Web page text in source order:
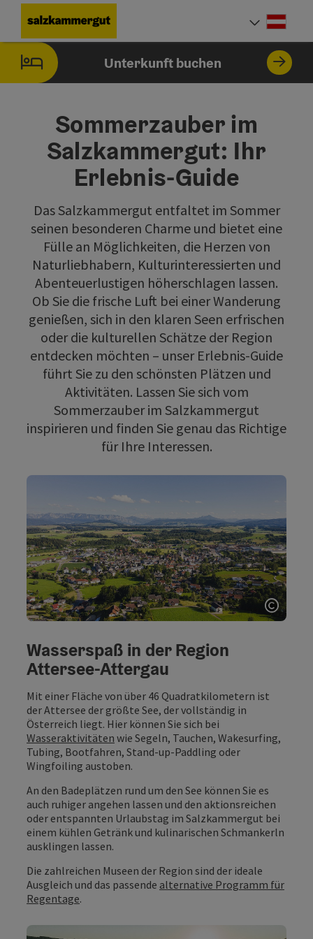
Accesskey
Unterkunft buchen
Sommerzauber im
Salzkammergut: Ihr
Erlebnis-Guide
Das Salzkammergut entfaltet im Sommer
seinen besonderen Charme und bietet eine
Fülle an Möglichkeiten, die Herzen von
Naturliebhabern, Kulturinteressierten und
Abenteuerlustigen höherschlagen lassen.
Ob Sie die frische Luft bei einer Wanderung
genießen, sich in den klaren Seen erfrischen
oder die kulturellen Schätze der Region
entdecken möchten – unser Erlebnis-Guide
führt Sie zu den schönsten Plätzen und
Aktivitäten. Lassen Sie sich vom
Sommerzauber im Salzkammergut
inspirieren und finden Sie genau das Richtige
für Ihre Interessen.
Wasserspaß in der Region
Attersee-Attergau
Mit einer Fläche von über 46 Quadratkilometern ist
der Attersee der größte See, der vollständig in
Österreich liegt. Hier können Sie sich bei
Wasseraktivitäten wie Segeln, Tauchen, Wakesurfing,
Tubing, Bootfahren, Stand-up-Paddling oder
Wingfoiling austoben.
An den Badeplätzen rund um den See können Sie es
auch ruhiger angehen lassen und den aktionsreichen
oder entspannten Urlaubstag im Salzkammergut bei
einem kühlen Getränk und kulinarischen Schmankerln
ausklingen lassen.
Die zahlreichen Museen der Region sind der ideale
Ausgleich und das passende alternative Programm für
Regentage.